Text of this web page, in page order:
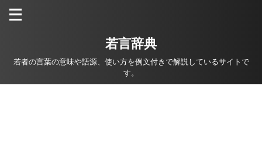
若言辞典
若者の言葉の意味や語源、使い方を例文付きで解説しているサイトで
す。